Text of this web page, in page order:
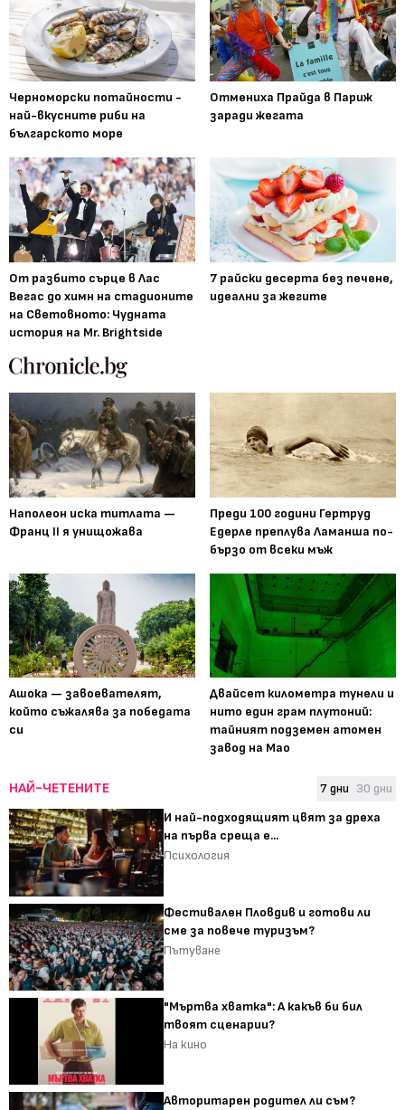
Черноморски потайности -
най-вкусните риби на
българското море
Отмениха Прайда в Париж
заради жегата
От разбито сърце в Лас
Вегас до химн на стадионите
на Световното: Чудната
история на Mr. Brightside
7 райски десерта без печене,
идеални за жегите
Наполеон иска титлата —
Франц II я унищожава
Преди 100 години Гертруд
Едерле преплува Ламанша по-
бързо от всеки мъж
Ашока — завоевателят,
който съжалява за победата
си
Двайсет километра тунели и
нито един грам плутоний:
тайният подземен атомен
завод на Мао
НАЙ-ЧЕТЕНИТЕ 7 дни 30 дни
И най-подходящият цвят за дреха
на първа среща е...
Психология
Фестивален Пловдив и готови ли
сме за повече туризъм?
Пътуване
"Мъртва хватка": А какъв би бил
твоят сценарии?
На кино
Авторитарен родител ли съм?